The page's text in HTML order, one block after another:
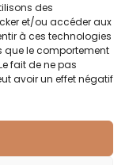
des
et/ou accéder aux
à ces technologies
que le comportement
fait de ne pas
avoir un effet négatif